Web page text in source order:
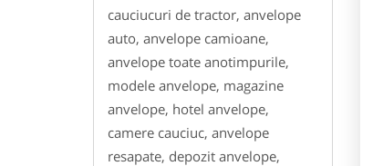
cauciucuri de tractor, anvelope
auto, anvelope camioane,
anvelope toate anotimpurile,
modele anvelope, magazine
anvelope, hotel anvelope,
camere cauciuc, anvelope
resapate, depozit anvelope,